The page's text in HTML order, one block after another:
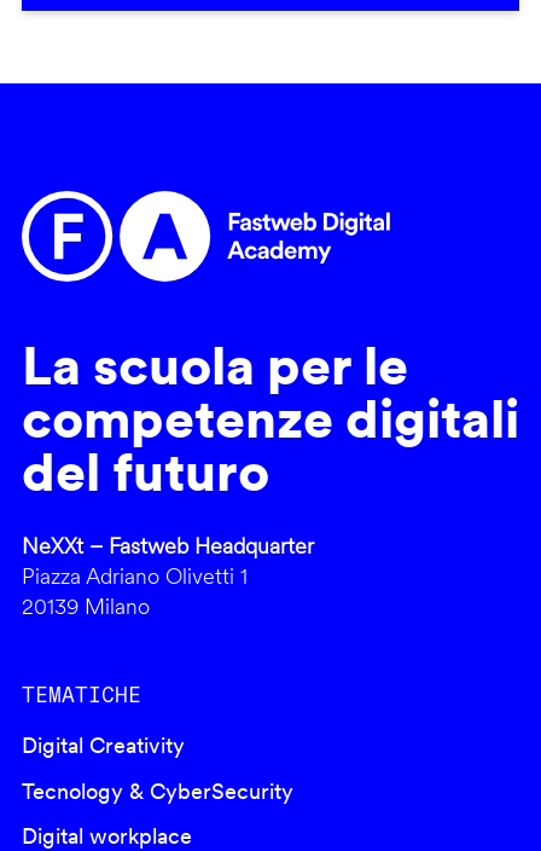
La scuola per le
competenze digitali
del futuro
NeXXt – Fastweb Headquarter
Piazza Adriano Olivetti 1
20139 Milano
TEMATICHE
Digital Creativity
Tecnology & CyberSecurity
Digital workplace